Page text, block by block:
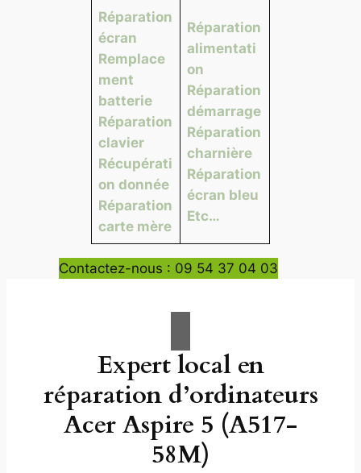
Réparation
écran
Remplace
ment
batterie
Réparation
clavier
Récupérati
on donnée
Réparation
carte mère
Réparation
alimentati
on
Réparation
démarrage
Réparation
charnière
Réparation
écran bleu
Etc…
Contactez-nous : 09 54 37 04 03
Expert local en
réparation d’ordinateurs
Acer Aspire 5 (A517-
58M)